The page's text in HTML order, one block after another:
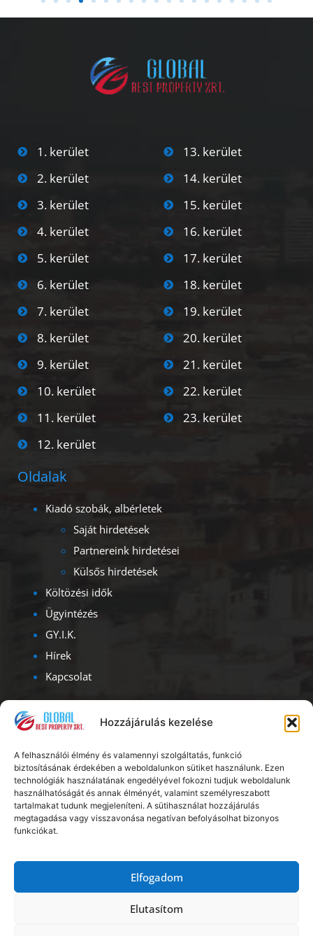
Hozzájárulás kezelése
A felhasználói élmény és valamennyi szolgáltatás, funkció
biztosításának érdekében a weboldalunkon sütiket használunk. Ezen
technológiák használatának engedélyével fokozni tudjuk weboldalunk
használhatóságát és annak élményét, valamint személyreszabott
tartalmakat tudunk megjeleníteni. A sütihasználat hozzájárulás
megtagadása vagy visszavonása negatívan befolyásolhat bizonyos
funkciókat.
Elfogadom
Elutasítom
1. kerület
2. kerület
3. kerület
4. kerület
5. kerület
6. kerület
7. kerület
8. kerület
9. kerület
10. kerület
11. kerület
12. kerület
13. kerület
14. kerület
15. kerület
16. kerület
17. kerület
18. kerület
19. kerület
20. kerület
21. kerület
22. kerület
23. kerület
Oldalak
Kiadó szobák, albérletek
Saját hirdetések
Partnereink hirdetései
Külsős hirdetések
Költözési idők
Ügyintézés
GY.I.K.
Hírek
Kapcsolat
Kapcsolat
1093, Budapest, Lónyay u. 47.
Albérlet Corporation
Ügyfélszolgálat: H – V: 08.00 – 20.00
Telefon:
E-mail:info@kiadoszobabudapest.hu